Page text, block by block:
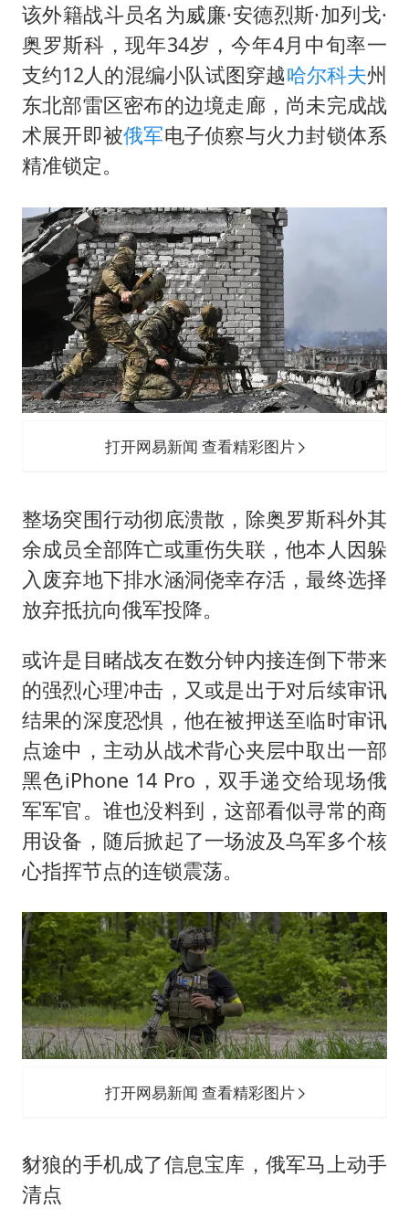
该外籍战斗员名为威廉·安德烈斯·加列戈·
奥罗斯科，现年34岁，今年4月中旬率一
支约12人的混编小队试图穿越哈尔科夫州
东北部雷区密布的边境走廊，尚未完成战
术展开即被俄军电子侦察与火力封锁体系
精准锁定。
打开网易新闻 查看精彩图片
整场突围行动彻底溃散，除奥罗斯科外其
余成员全部阵亡或重伤失联，他本人因躲
入废弃地下排水涵洞侥幸存活，最终选择
放弃抵抗向俄军投降。
或许是目睹战友在数分钟内接连倒下带来
的强烈心理冲击，又或是出于对后续审讯
结果的深度恐惧，他在被押送至临时审讯
点途中，主动从战术背心夹层中取出一部
黑色iPhone 14 Pro，双手递交给现场俄
军军官。谁也没料到，这部看似寻常的商
用设备，随后掀起了一场波及乌军多个核
心指挥节点的连锁震荡。
打开网易新闻 查看精彩图片
豺狼的手机成了信息宝库，俄军马上动手
清点